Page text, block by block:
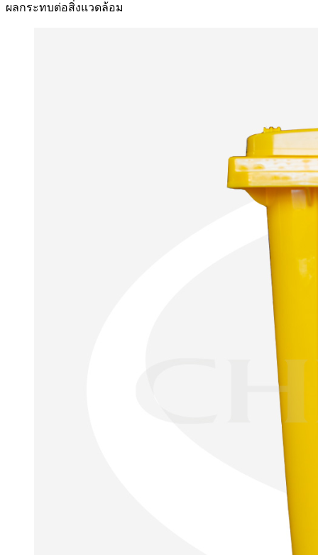
ผลกระทบต่อสิ่งแวดล้อม